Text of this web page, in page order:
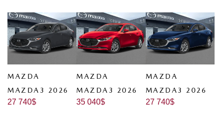
MAZDA
MAZDA3 2026
27 740$
MAZDA
MAZDA3 2026
35 040$
MAZDA
MAZDA3 2026
27 740$